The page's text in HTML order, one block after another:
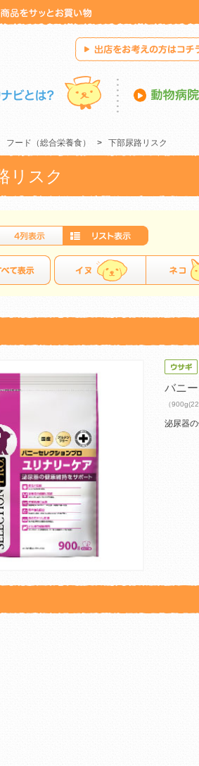
フード（総合栄養食） > 下部尿路リスク
リスク
バニ
（
泌尿器